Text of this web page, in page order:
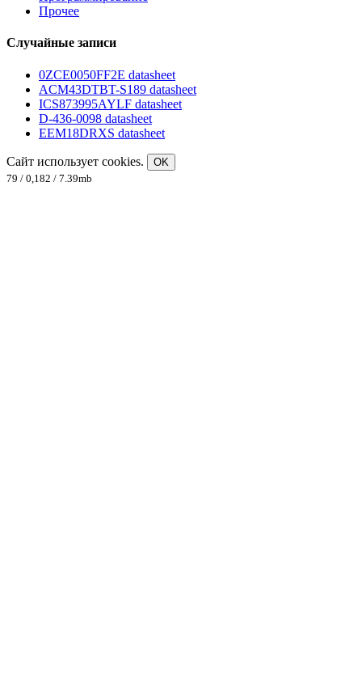
Прочее
Случайные записи
0ZCE0050FF2E datasheet
ACM43DTBT-S189 datasheet
ICS873995AYLF datasheet
D-436-0098 datasheet
EEM18DRXS datasheet
Сайт использует cookies.
OK
79 / 0,182 / 7.39mb